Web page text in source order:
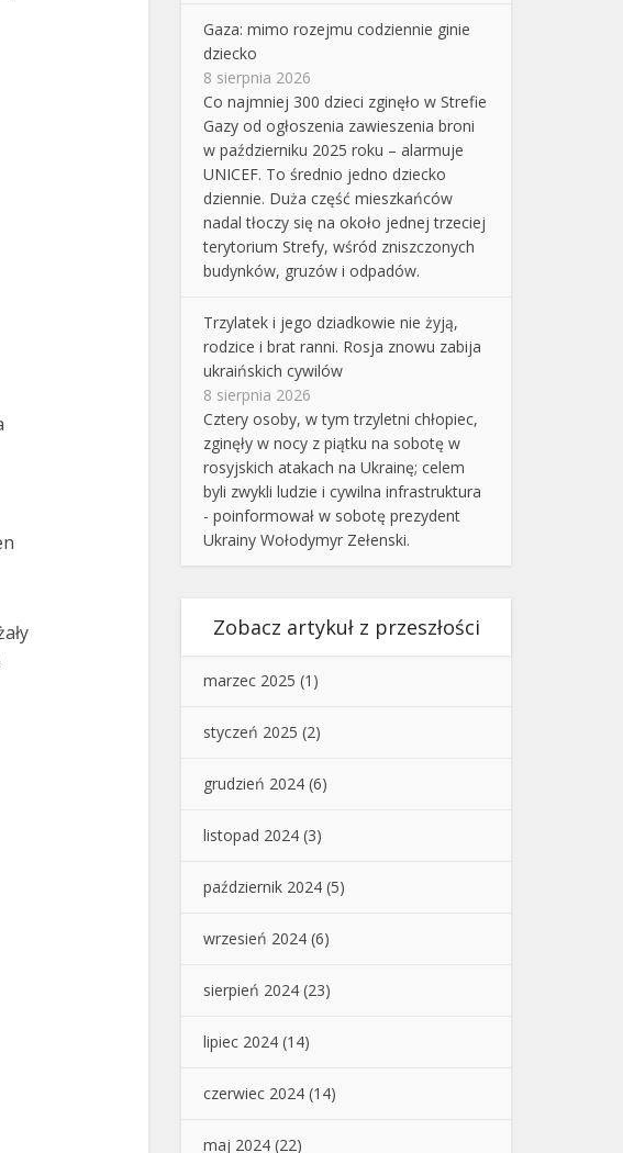
Gaza: mimo rozejmu codziennie ginie
dziecko
8 sierpnia 2026
Co najmniej 300 dzieci zginęło w Strefie
Gazy od ogłoszenia zawieszenia broni
w październiku 2025 roku – alarmuje
UNICEF. To średnio jedno dziecko
dziennie. Duża część mieszkańców
nadal tłoczy się na około jednej trzeciej
terytorium Strefy, wśród zniszczonych
budynków, gruzów i odpadów.
Trzylatek i jego dziadkowie nie żyją,
rodzice i brat ranni. Rosja znowu zabija
ukraińskich cywilów
8 sierpnia 2026
Cztery osoby, w tym trzyletni chłopiec,
zginęły w nocy z piątku na sobotę w
rosyjskich atakach na Ukrainę; celem
byli zwykli ludzie i cywilna infrastruktura
- poinformował w sobotę prezydent
Ukrainy Wołodymyr Zełenski.
Zobacz artykuł z przeszłości
marzec 2025 (1)
styczeń 2025 (2)
grudzień 2024 (6)
listopad 2024 (3)
październik 2024 (5)
wrzesień 2024 (6)
sierpień 2024 (23)
lipiec 2024 (14)
czerwiec 2024 (14)
maj 2024 (22)